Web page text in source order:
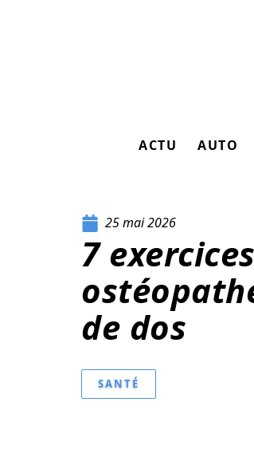
ACTU AUTO
25 mai 2026
7
de dos
SANTÉ